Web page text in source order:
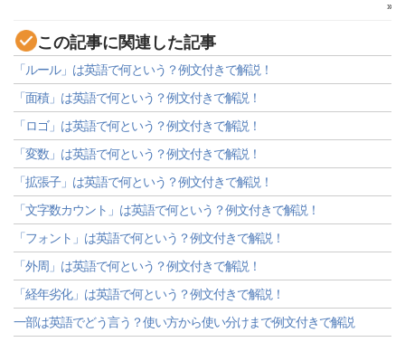
»
この記事に関連した記事
「ルール」は英語で何という？例文付きで解説！
「面積」は英語で何という？例文付きで解説！
「ロゴ」は英語で何という？例文付きで解説！
「変数」は英語で何という？例文付きで解説！
「拡張子」は英語で何という？例文付きで解説！
「文字数カウント」は英語で何という？例文付きで解説！
「フォント」は英語で何という？例文付きで解説！
「外周」は英語で何という？例文付きで解説！
「経年劣化」は英語で何という？例文付きで解説！
一部は英語でどう言う？使い方から使い分けまで例文付きで解説